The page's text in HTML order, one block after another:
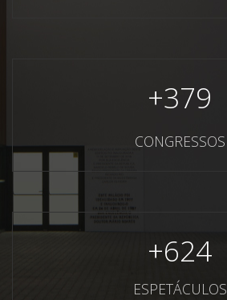
+379
CONGRESSOS
+624
ESPETÁCULOS